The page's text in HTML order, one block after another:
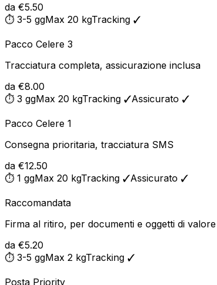
da €5.50
⏱ 3-5 ggMax 20 kgTracking ✓
Pacco Celere 3
Tracciatura completa, assicurazione inclusa
da €8.00
⏱ 3 ggMax 20 kgTracking ✓Assicurato ✓
Pacco Celere 1
Consegna prioritaria, tracciatura SMS
da €12.50
⏱ 1 ggMax 20 kgTracking ✓Assicurato ✓
Raccomandata
Firma al ritiro, per documenti e oggetti di valore
da €5.20
⏱ 3-5 ggMax 2 kgTracking ✓
Posta Priority